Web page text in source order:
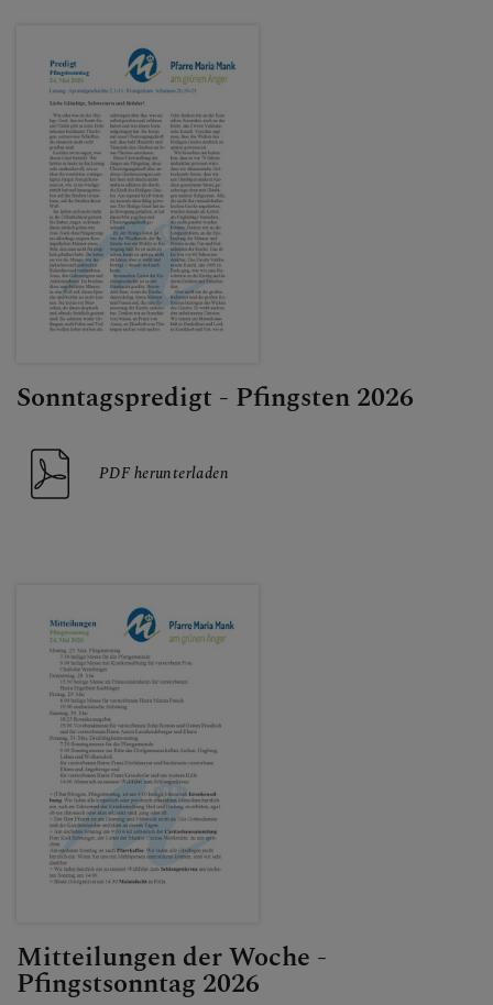
Sonntagspredigt - Pfingsten 2026
PDF herunterladen
Mitteilungen der Woche -
Pfingstsonntag 2026